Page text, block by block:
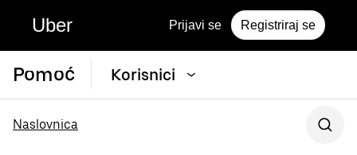
Uber Prijavi se Registriraj se
Pomoć Korisnici
Naslovnica